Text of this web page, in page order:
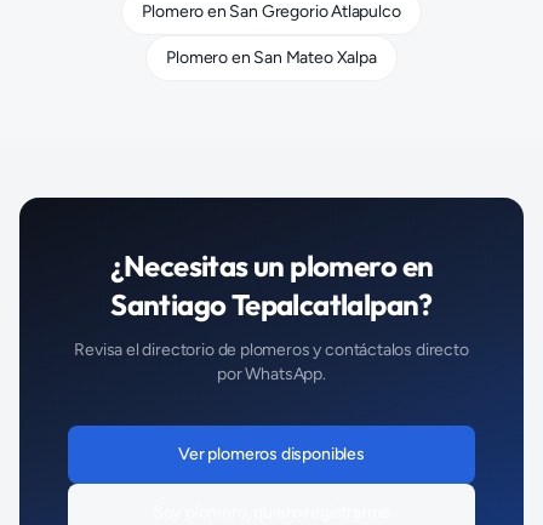
Plomeroen San Gregorio Atlapulco
Plomeroen San Mateo Xalpa
¿Necesitas un plomeroen
Santiago Tepalcatlalpan?
Revisa el directorio de plomerosy contáctalos directo
por WhatsApp.
Verplomeros disponibles